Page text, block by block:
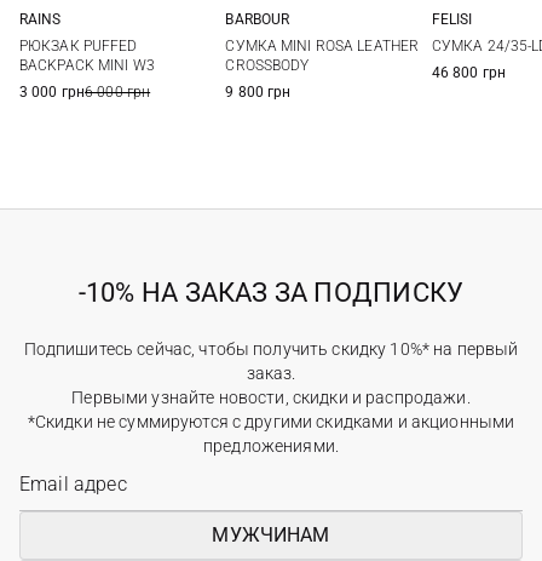
RAINS
РЮКЗАК PUFFED
BACKPACK MINI W3
3 000 грн6 000 грн
BARBOUR
СУМКА MINI ROSA LEATHER
CROSSBODY
9 800 грн
FELISI
СУМКА 24/35-
46 800 грн
-10% НА ЗАКАЗ ЗА ПОДПИСКУ
Подпишитесь сейчас, чтобы получить скидку 10%* на первый
заказ.
Первыми узнайте новости, скидки и распродажи.
*Скидки не суммируются с другими скидками и акционными
предложениями.
МУЖЧИНАМ